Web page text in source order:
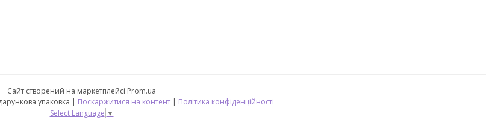
Сайт створений на маркетплейсі Prom.ua
🎁 CubeShop - подарунки та подарункова упаковка | Поскаржитися на контент | Політика конфіденційності
Select Language ▼